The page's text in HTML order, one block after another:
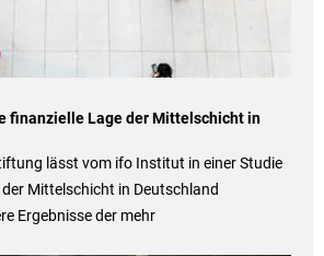
finanzielle Lage der Mittelschicht in
lässt vom ifo Institut in einer Studie
Mittelschicht in Deutschland
Ergebnisse der mehr